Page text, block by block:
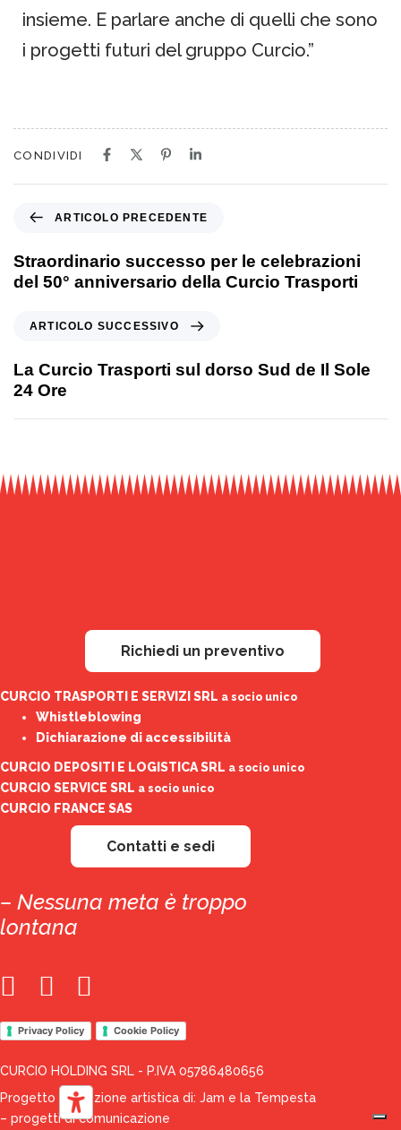
insieme. E parlare anche di quelli che sono
i progetti futuri del gruppo Curcio.”
CONDIVIDI
ARTICOLO PRECEDENTE
Straordinario successo per le celebrazioni
del 50° anniversario della Curcio Trasporti
ARTICOLO SUCCESSIVO
La Curcio Trasporti sul dorso Sud de Il Sole
24 Ore
Richiedi un preventivo
CURCIO TRASPORTI E SERVIZI SRL a socio unico
Whistleblowing
Dichiarazione di accessibilità
CURCIO DEPOSITI E LOGISTICA SRL a socio unico
CURCIO SERVICE SRL a socio unico
CURCIO FRANCE SAS
Contatti e sedi
– Nessuna meta è troppo
lontana
Privacy Policy Cookie Policy
CURCIO HOLDING SRL - P.IVA 05786480656
Progetto e direzione artistica di: Jam e la Tempesta
– progetti di comunicazione